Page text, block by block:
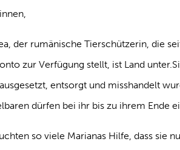
der rumänische Tierschützerin, die
zur Verfügung stellt, ist Land
entsorgt und misshandelt
dürfen bei ihr bis zu ihrem Ende
so viele Marianas Hilfe, dass sie